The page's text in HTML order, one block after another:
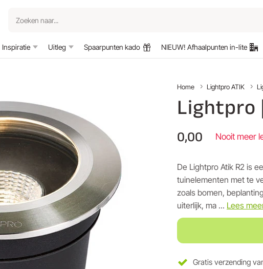
Inspiratie Uitleg Spaarpunten kado NIEUW! Afhaalpunten in-lite
Home Lightpro ATIK
Lightpro
0,00 Nooit meer
De Lightpro Atik R2 is
tuinelementen met te
zoals bomen,
uiterlijk, ma ... Lees
Gratis verzending